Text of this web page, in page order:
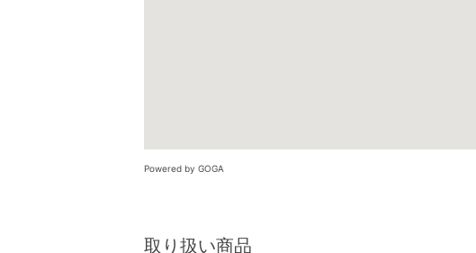
Powered by GOGA
取り扱い商品